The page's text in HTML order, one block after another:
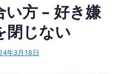
方 – 好き嫌
閉じない
年3月18日